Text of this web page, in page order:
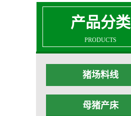
产品分类
PRODUCTS
猪场料线
母猪产床